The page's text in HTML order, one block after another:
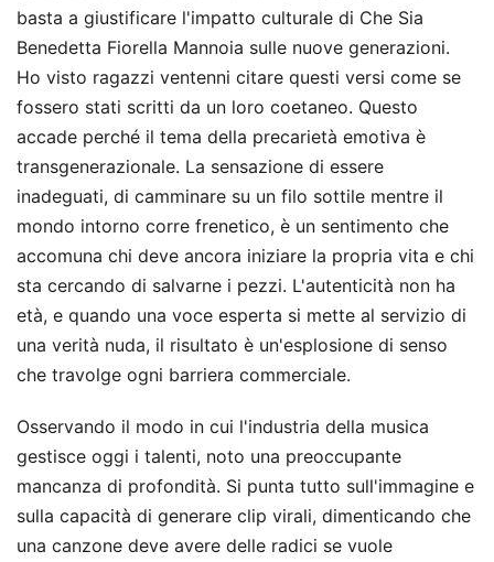
basta a giustificare l'impatto culturale di Che Sia
Benedetta Fiorella Mannoia sulle nuove generazioni.
Ho visto ragazzi ventenni citare questi versi come se
fossero stati scritti da un loro coetaneo. Questo
accade perché il tema della precarietà emotiva è
transgenerazionale. La sensazione di essere
inadeguati, di camminare su un filo sottile mentre il
mondo intorno corre frenetico, è un sentimento che
accomuna chi deve ancora iniziare la propria vita e chi
sta cercando di salvarne i pezzi. L'autenticità non ha
età, e quando una voce esperta si mette al servizio di
una verità nuda, il risultato è un'esplosione di senso
che travolge ogni barriera commerciale.
Osservando il modo in cui l'industria della musica
gestisce oggi i talenti, noto una preoccupante
mancanza di profondità. Si punta tutto sull'immagine e
sulla capacità di generare clip virali, dimenticando che
una canzone deve avere delle radici se vuole